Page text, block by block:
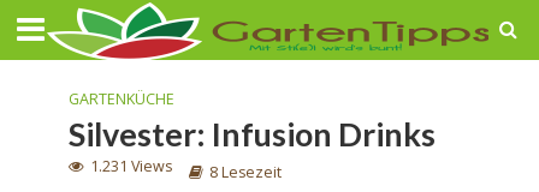
GARTENKÜCHE
Silvester: Infusion Drinks
1.231 Views 8 Lesezeit